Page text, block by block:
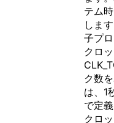
テム
しま
子プ
クロ
ク数
は、1
で定
クロ